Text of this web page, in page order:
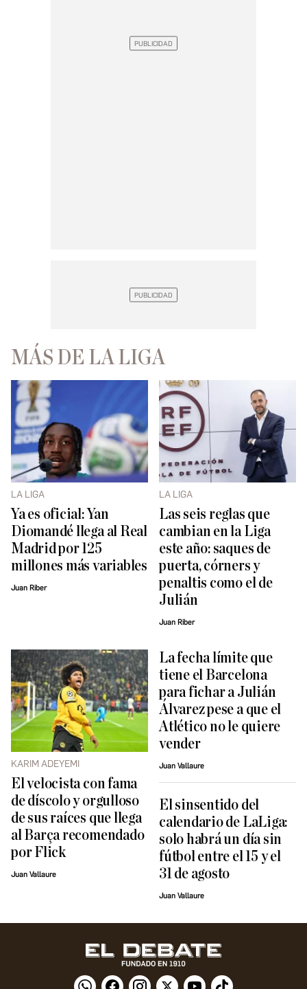
MÁS DE LA LIGA
LA LIGA
Ya es oficial: Yan
Diomandé llega al Real
Madrid por 125
millones más variables
Juan Riber
LA LIGA
Las seis reglas que
cambian en la Liga
este año: saques de
puerta, córners y
penaltis como el de
Julián
Juan Riber
KARIM ADEYEMI
El velocista con fama
de díscolo y orgulloso
de sus raíces que llega
al Barça recomendado
por Flick
Juan Vallaure
La fecha límite que
tiene el Barcelona
para fichar a Julián
Álvarez pese a que el
Atlético no le quiere
vender
Juan Vallaure
El sinsentido del
calendario de LaLiga:
solo habrá un día sin
fútbol entre el 15 y el
31 de agosto
Juan Vallaure